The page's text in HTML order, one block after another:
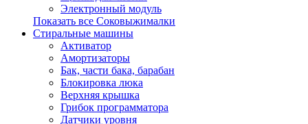
Электронный модуль
Показать все Соковыжималки
Стиральные машины
Активатор
Амортизаторы
Бак, части бака, барабан
Блокировка люка
Верхняя крышка
Грибок программатора
Датчики уровня